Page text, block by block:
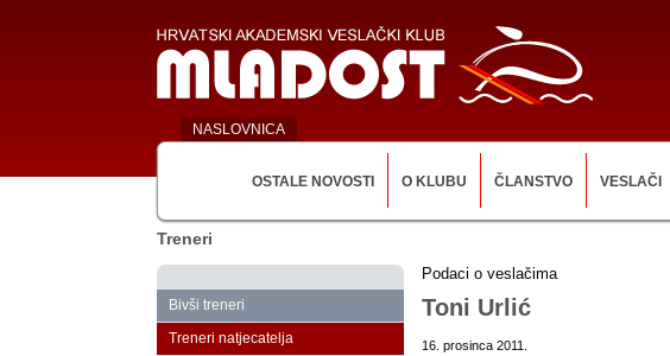
NASLOVNICA
OSTALE NOVOSTI O KLUBU ČLANSTVO VESLAČI
Treneri
Bivši treneri
Treneri natjecatelja
Podaci o veslačima
Toni Urlić
16. prosinca 2011.